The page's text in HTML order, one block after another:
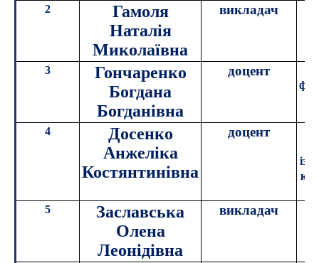
2
Гамоля
Наталія
Миколаївна
викладач
3
Гончаренко
Богдана
Богданівна
доцент
4
Досенко
Анжеліка
Костянтинівна
доцент
із
5
Заславська
Олена
Леонідівна
викладач